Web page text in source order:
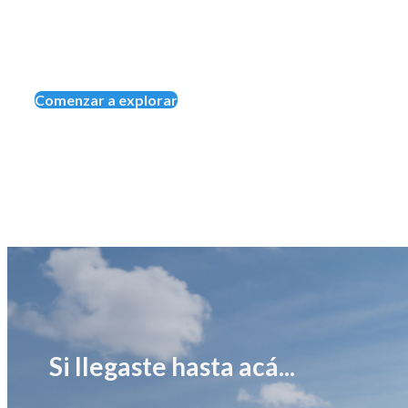
Comenzar a explorar
Si llegaste hasta acá...